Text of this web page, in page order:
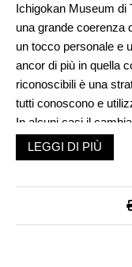
Ichigokan Museum di
una grande coerenza
un tocco personale e
ancor di più in quella
riconoscibili è una
tutti conoscono e
In alcuni casi il
seguire le ultime
Per Manet, al
eleganti, poetiche,
LEGGI DI PIÙ